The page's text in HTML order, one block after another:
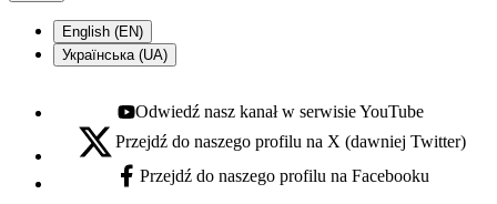
English (EN)
Українська (UA)
Youtube - otwiera się w nowej karcie
Odwiedź nasz kanał w serwisie YouTube
X - otwiera się w nowej karcie
Przejdź do naszego profilu na X (dawniej Twitter)
Facebook - otwiera się w nowej karcie
Przejdź do naszego profilu na Facebooku